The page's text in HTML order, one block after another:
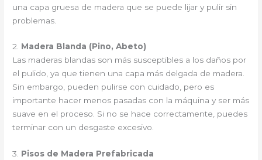
una capa gruesa de madera que se puede lijar y pulir sin
problemas.
2. Madera Blanda (Pino, Abeto)
Las maderas blandas son más susceptibles a los daños por
el pulido, ya que tienen una capa más delgada de madera.
Sin embargo, pueden pulirse con cuidado, pero es
importante hacer menos pasadas con la máquina y ser más
suave en el proceso. Si no se hace correctamente, puedes
terminar con un desgaste excesivo.
3. Pisos de Madera Prefabricada